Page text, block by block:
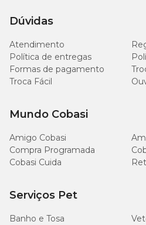
Dúvidas
Atendimento
Política de entregas
Formas de pagamento
Troca Fácil
Mundo Cobasi
Amigo Cobasi
Compra Programada
Cobasi Cuida
Serviços Pet
Banho e Tosa